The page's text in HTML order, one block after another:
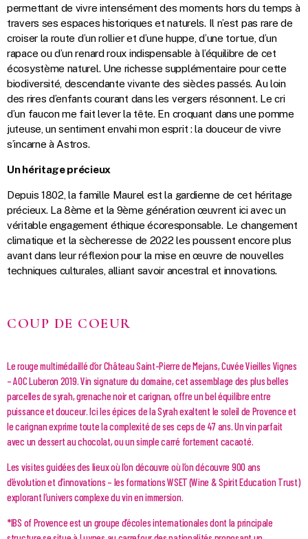
permettant de vivre intensément des moments hors du temps à
travers ses espaces historiques et naturels. Il n’est pas rare de
croiser la route d’un rollier et d’une huppe, d’une tortue, d’un
rapace ou d’un renard roux indispensable à l’équilibre de cet
écosystème naturel. Une richesse supplémentaire pour cette
biodiversité, descendante vivante des siècles passés. Au loin
des rires d’enfants courant dans les vergers résonnent. Le cri
d’un faucon me fait lever la tête. En croquant dans une pomme
juteuse, un sentiment envahi mon esprit : la douceur de vivre
s’incarne à Astros.
Un héritage précieux
Depuis 1802, la famille Maurel est la gardienne de cet héritage
précieux. La 8ème et la 9ème génération œuvrent ici avec un
véritable engagement éthique écoresponsable. Le changement
climatique et la sècheresse de 2022 les poussent encore plus
avant dans leur réflexion pour la mise en œuvre de nouvelles
techniques culturales, alliant savoir ancestral et innovations.
COUP DE COEUR
Le rouge multimédaillé d’or Château Saint-Pierre de Mejans, Cuvée Vieilles Vignes
– AOC Luberon 2019. Vin signature du domaine, cet assemblage des plus belles
parcelles de syrah, grenache noir et carignan, offre un bel équilibre entre
puissance et douceur. Ici les épices de la Syrah exaltent le soleil de Provence et
le carignan exprime toute la complexité de ses ceps de 47 ans. Un vin parfait
avec un dessert au chocolat, ou un simple carré fortement cacaoté.
Les visites guidées des lieux où l’on découvre où l’on découvre 900 ans
d’évolution et d’innovations – les formations WSET (Wine & Spirit Education Trust)
explorant l’univers complexe du vin en immersion.
*IBS of Provence est un groupe d’écoles internationales dont la principale